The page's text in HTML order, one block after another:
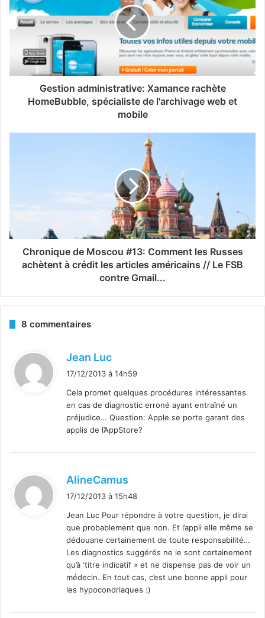
Gestion administrative: Xamance rachète
HomeBubble, spécialiste de l'archivage web et
mobile
Chronique de Moscou #13: Comment les Russes
achètent à crédit les articles américains // Le FSB
contre Gmail...
8 commentaires
Jean Luc
:
17/12/2013 à 14h59
Cela promet quelques procédures intéressantes
en cas de diagnostic erroné ayant entraîné un
préjudice… Question: Apple se porte garant des
applis de l’AppStore?
AlineCamus
:
17/12/2013 à 15h48
Jean Luc Pour répondre à votre question, je dirai
que probablement que non. Et l’appli elle même se
dédouane certainement de toute responsabilité…
Les diagnostics suggérés ne le sont certainement
qu’à ‘titre indicatif » et ne dispense pas de voir un
médecin. En tout cas, c’est une bonne appli pour
les hypocondriaques :)